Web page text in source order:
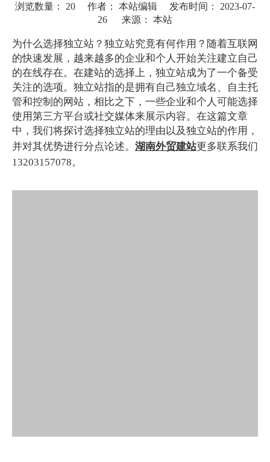
浏览数量： 20 作者： 本站编辑 发布时间： 2023-07-
26 来源： 本站
为什么选择独立站？独立站究竟有何作用？随着互联网
的快速发展，越来越多的企业和个人开始关注建立自己
的在线存在。在建站的选择上，独立站成为了一个备受
关注的选项。独立站指的是拥有自己独立域名、自主托
管和控制的网站，相比之下，一些企业和个人可能选择
使用第三方平台或社交媒体来展示内容。在这篇文章
中，我们将探讨选择独立站的理由以及独立站的作用，
并对其优势进行分点论述。 湖南外贸建站更多联系我们
13203157078。